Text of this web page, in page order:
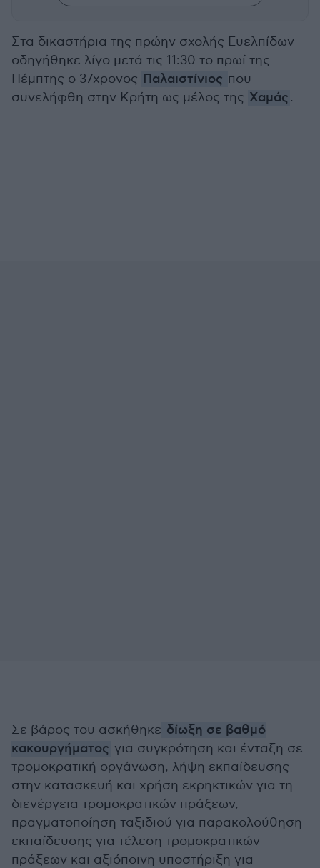
Στα δικαστήρια της πρώην σχολής Ευελπίδων
οδηγήθηκε λίγο μετά τις 11:30 το πρωί της
Πέμπτης ο 37χρονος Παλαιστίνιος που
συνελήφθη στην Κρήτη ως μέλος της Χαμάς.
Σε βάρος του ασκήθηκε δίωξη σε βαθμό
κακουργήματος για συγκρότηση και ένταξη σε
τρομοκρατική οργάνωση, λήψη εκπαίδευσης
στην κατασκευή και χρήση εκρηκτικών για τη
διενέργεια τρομοκρατικών πράξεων,
πραγματοποίηση ταξιδιού για παρακολούθηση
εκπαίδευσης για τέλεση τρομοκρατικών
πράξεων και αξιόποινη υποστήριξη για